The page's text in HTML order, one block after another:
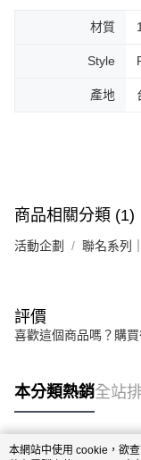
材質
Style
產地
商品相關分類 (1)
活動企劃 聯名系列
評價
喜歡這個商品嗎？購
本分類熱銷全站
本網站中使用 cookie，欲